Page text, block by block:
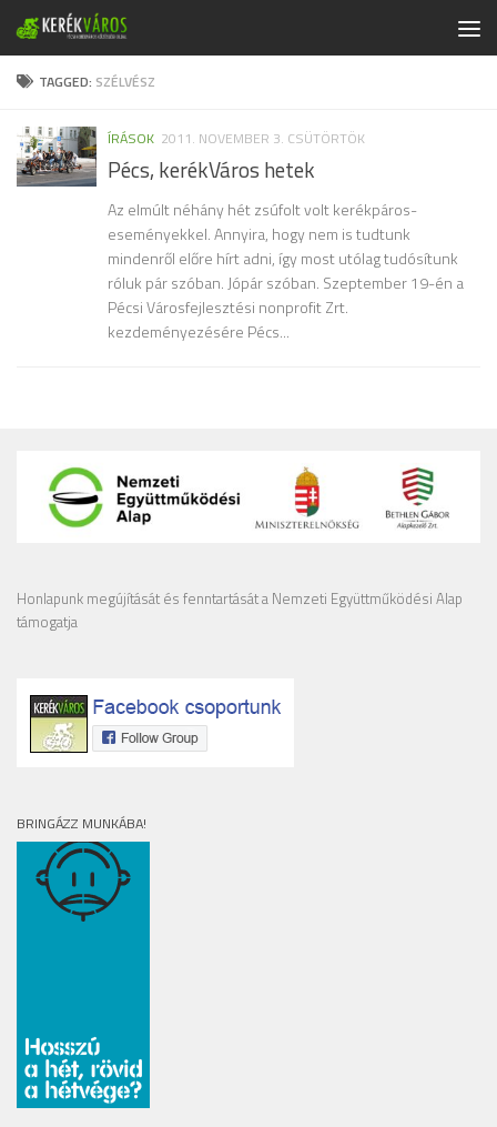
Skip to content
TAGGED: SZÉLVÉSZ
ÍRÁSOK 2011. NOVEMBER 3. CSÜTÖRTÖK
Pécs, kerékVáros hetek
Az elmúlt néhány hét zsúfolt volt kerékpáros-
eseményekkel. Annyira, hogy nem is tudtunk
mindenről előre hírt adni, így most utólag tudósítunk
róluk pár szóban. Jópár szóban. Szeptember 19-én a
Pécsi Városfejlesztési nonprofit Zrt.
kezdeményezésére Pécs...
Honlapunk megújítását és fenntartását a Nemzeti Együttműködési Alap
támogatja
BRINGÁZZ MUNKÁBA!